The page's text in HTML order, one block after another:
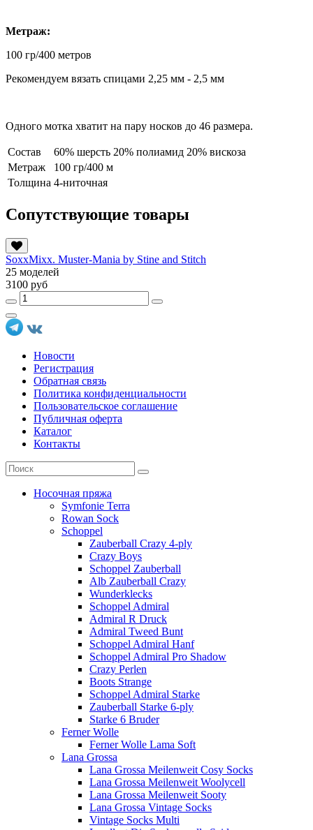
Метраж:
100 гр/400 метров
Рекомендуем вязать спицами 2,25 мм - 2,5 мм
Одного мотка хватит на пару носков до 46 размера.
Состав
60% шерсть 20% полиамид 20% вискоза
Метраж
100 гр/400 м
Толщина 4-ниточная
Сопутствующие товары
SoxxMixx. Muster-Mania by Stine and Stitch
25 моделей
3100 руб
Новости
Регистрация
Обратная связь
Политика конфиденциальности
Пользовательское соглашение
Публичная оферта
Каталог
Контакты
Носочная пряжа
Symfonie Terra
Rowan Sock
Schoppel
Zauberball Crazy 4-ply
Crazy Boys
Schoppel Zauberball
Alb Zauberball Crazy
Wunderklecks
Schoppel Admiral
Admiral R Druck
Admiral Tweed Bunt
Schoppel Admiral Hanf
Schoppel Admiral Pro Shadow
Crazy Perlen
Boots Strange
Schoppel Admiral Starke
Zauberball Starke 6-ply
Starke 6 Bruder
Ferner Wolle
Ferner Wolle Lama Soft
Lana Grossa
Lana Grossa Meilenweit Cosy Socks
Lana Grossa Meilenweit Woolycell
Lana Grossa Meilenweit Sooty
Lana Grossa Vintage Socks
Vintage Socks Multi